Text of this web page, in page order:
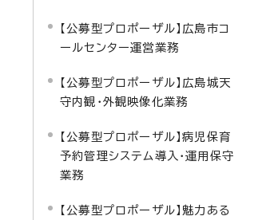
【公募型プロポーザル】広島市コ
ールセンター運営業務
【公募型プロポーザル】広島城天
守内観・外観映像化業務
【公募型プロポーザル】病児保育
予約管理システム導入・運用保守
業務
【公募型プロポーザル】魅力ある